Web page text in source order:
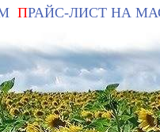
ПРАЙС-ЛИСТ НА